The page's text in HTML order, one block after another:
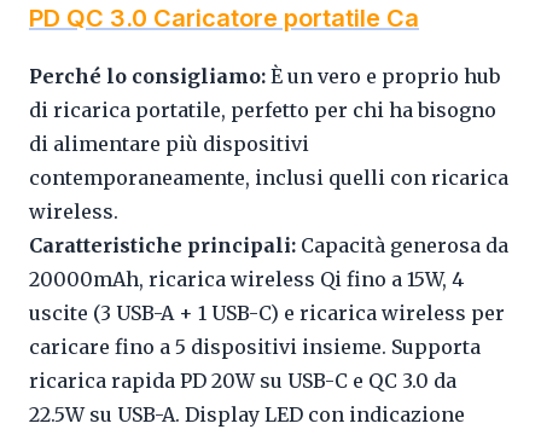
PD QC 3.0 Caricatore portatile Ca
Perché lo consigliamo: È un vero e proprio hub
di ricarica portatile, perfetto per chi ha bisogno
di alimentare più dispositivi
contemporaneamente, inclusi quelli con ricarica
wireless.
Caratteristiche principali: Capacità generosa da
20000mAh, ricarica wireless Qi fino a 15W, 4
uscite (3 USB-A + 1 USB-C) e ricarica wireless per
caricare fino a 5 dispositivi insieme. Supporta
ricarica rapida PD 20W su USB-C e QC 3.0 da
22.5W su USB-A. Display LED con indicazione